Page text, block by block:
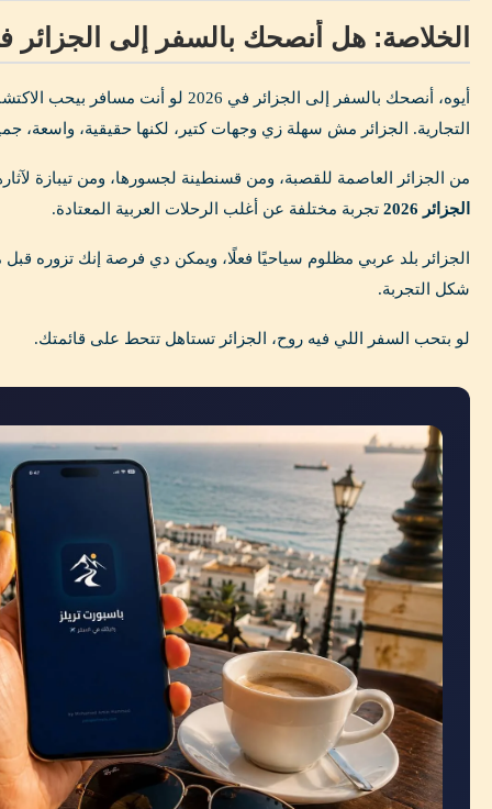
الخلاصة: هل أنصحك بالسفر إلى الجزائر في
أيوه، أنصحك بالسفر إلى الجزائر في
التجارية. الجزائر مش سهلة زي وجهات كتير، لكنها حقيقية، واسعة،
من الجزائر العاصمة للقصبة، ومن قسنطينة لجسورها، ومن تيبازة
الجزائر 2026
تجربة مختلفة عن أغلب الرحلات العربية المعتادة.
الجزائر بلد عربي مظلوم سياحيًا فعلًا، ويمكن دي فرصة إنك تزوره قبل
شكل التجربة.
لو بتحب السفر اللي فيه روح، الجزائر تستاهل تتحط على قائمتك.